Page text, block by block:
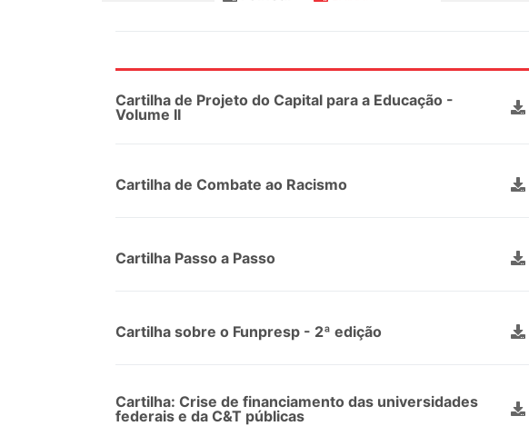
Cartilha de Projeto do Capital para a Educação -
Volume II
Cartilha de Combate ao Racismo
Cartilha Passo a Passo
Cartilha sobre o Funpresp - 2ª edição
Cartilha: Crise de financiamento das universidades
federais e da C&T públicas